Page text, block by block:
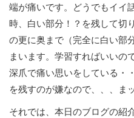
端が痛いです。どうでもイイ
時、白い部分！？を残して切
の更に奥まで（完全に白い部
まいます。学習すればいいの
深爪で痛い思いをしている・
を残すのが嫌なので、、、ま
それでは、本日のブログの紹介